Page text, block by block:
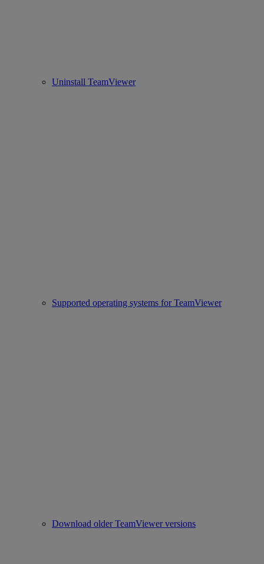
Uninstall TeamViewer
Supported operating systems for TeamViewer
Download older TeamViewer versions